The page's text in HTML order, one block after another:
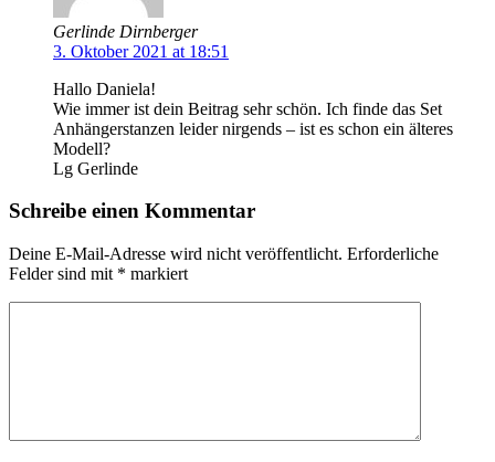
Gerlinde Dirnberger
3. Oktober 2021 at 18:51
Hallo Daniela!
Wie immer ist dein Beitrag sehr schön. Ich finde das Set
Anhängerstanzen leider nirgends – ist es schon ein älteres
Modell?
Lg Gerlinde
Schreibe einen Kommentar
Deine E-Mail-Adresse wird nicht veröffentlicht. Erforderliche
Felder sind mit * markiert